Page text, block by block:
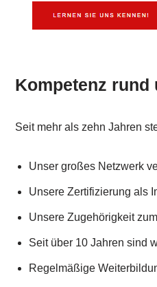
Kompetenz rund
Seit mehr als zehn Jahren
Unser großes Netzwerk
Unsere Zertifizierung als
Unsere Zugehörigkeit
Seit über 10 Jahren sind
Regelmäßige